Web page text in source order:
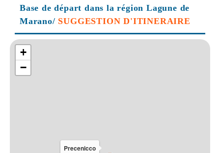
Base de départ dans la région Lagune de
Marano/ SUGGESTION D'ITINERAIRE